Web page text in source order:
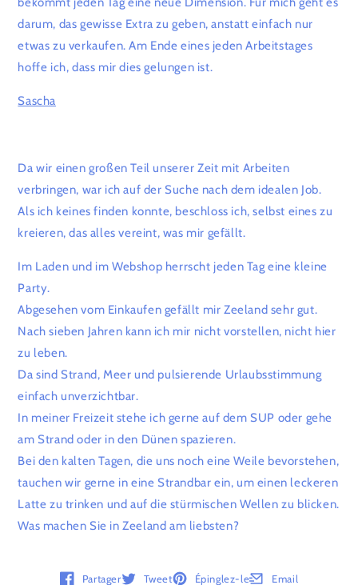
darum, das gewisse Extra zu geben, anstatt einfach nur
etwas zu verkaufen. Am Ende eines jeden Arbeitstages
hoffe ich, dass mir dies gelungen ist.
Sascha
Da wir einen großen Teil unserer Zeit mit Arbeiten
verbringen, war ich auf der Suche nach dem idealen Job.
Als ich keines finden konnte, beschloss ich, selbst eines zu
kreieren, das alles vereint, was mir gefällt.
Im Laden und im Webshop herrscht jeden Tag eine kleine
Party.
Abgesehen vom Einkaufen gefällt mir Zeeland sehr gut.
Nach sieben Jahren kann ich mir nicht vorstellen, nicht hier
zu leben.
Da sind Strand, Meer und pulsierende Urlaubsstimmung
einfach unverzichtbar.
In meiner Freizeit stehe ich gerne auf dem SUP oder gehe
am Strand oder in den Dünen spazieren.
Bei den kalten Tagen, die uns noch eine Weile bevorstehen,
tauchen wir gerne in eine Strandbar ein, um einen leckeren
Latte zu trinken und auf die stürmischen Wellen zu blicken.
Was machen Sie in Zeeland am liebsten?
Partager Tweet Épinglez-le Email